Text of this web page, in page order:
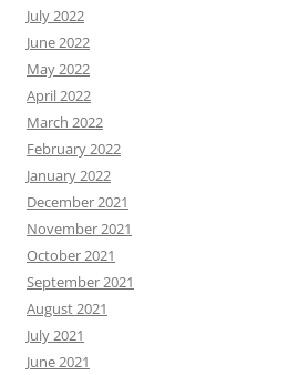
July 2022
June 2022
May 2022
April 2022
March 2022
February 2022
January 2022
December 2021
November 2021
October 2021
September 2021
August 2021
July 2021
June 2021